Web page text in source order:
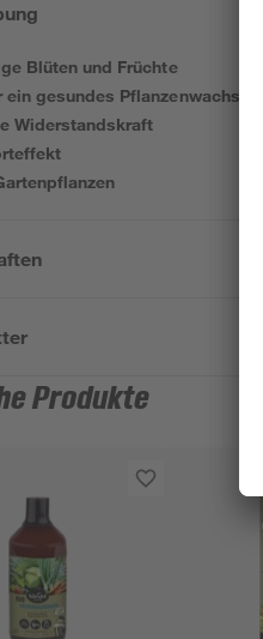
Blüten und Früchte
gesundes Pflanzenwachstum
Widerstandskraft
Produkte